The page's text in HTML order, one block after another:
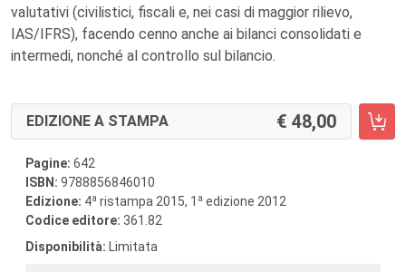
valutativi (civilistici, fiscali e, nei casi di maggior rilievo,
IAS/IFRS), facendo cenno anche ai bilanci consolidati e
intermedi, nonché al controllo sul bilancio.
EDIZIONE A STAMPA 48,00
Pagine: 642
ISBN: 9788856846010
Edizione: 4a ristampa 2015, 1 a edizione 2012
Codice editore: 361.82
Disponibilità: Limitata